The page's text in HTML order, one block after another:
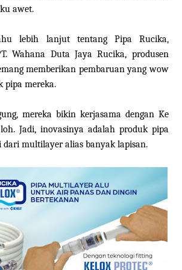
awet.
lebih lanjut tentang Pipa Rucika,
Wahana Duta Jaya Rucika, produsen
memberikan pembaruan yang wow
pipa mereka.
mereka bikin kerjasama dengan Ke
Jadi, inovasinya adalah produk pipa
dari multilayer alias banyak lapisan.